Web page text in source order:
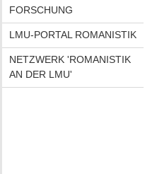
FORSCHUNG
LMU-PORTAL ROMANISTIK
NETZWERK 'ROMANISTIK
AN DER LMU'